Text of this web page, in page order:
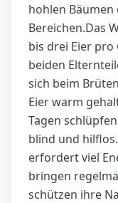
hohlen
Bereichen.Das
bis drei Eier
beiden
sich beim
Eier warm
Tagen
blind und
erfordert viel
bringen
schützen ihre